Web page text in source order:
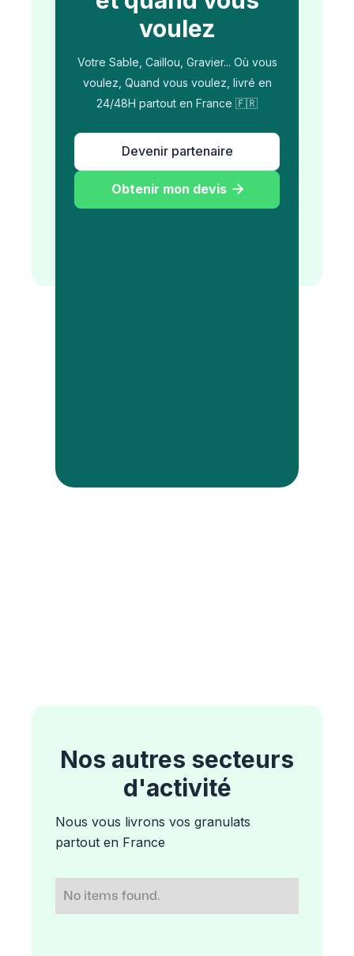
voulez
Votre Sable, Caillou, Gravier... Où vous
voulez, Quand vous voulez, livré en
24/48H partout en France 🇫🇷
Devenir partenaire
Obtenir mon devis 
Nos autres secteurs
d'activité
Nous vous livrons vos granulats
partout en France
No items found.